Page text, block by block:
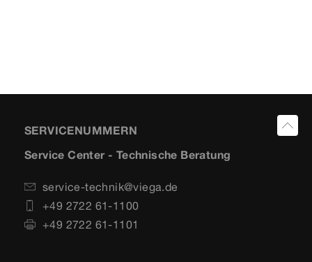
SERVICENUMMERN
Service Center - Technische Beratung
service-technik@viega.de
+49 2722 61-1100
+49 2722 61-1101